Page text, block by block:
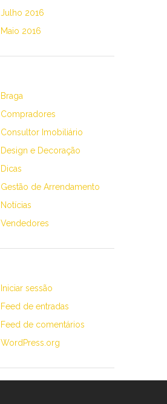
Julho 2016
Maio 2016
Braga
Compradores
Consultor Imobiliário
Design e Decoração
Dicas
Gestão de Arrendamento
Notícias
Vendedores
Iniciar sessão
Feed de entradas
Feed de comentários
WordPress.org